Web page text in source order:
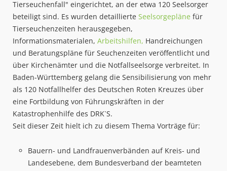
Tierseuchenfall" eingerichtet, an der etwa 120 Seelsorger
beteiligt sind. Es wurden detaillierte Seelsorgepläne für
Tierseuchenzeiten herausgegeben,
Informationsmaterialen, Arbeitshilfen, Handreichungen
und Beratungspläne für Seuchenzeiten veröffentlicht und
über Kirchenämter und die Notfallseelsorge verbreitet. In
Baden-Württemberg gelang die Sensibilisierung von mehr
als 120 Notfallhelfer des Deutschen Roten Kreuzes über
eine Fortbildung von Führungskräften in der
Katastrophenhilfe des DRK`S.
Seit dieser Zeit hielt ich zu diesem Thema Vorträge für:
Bauern- und Landfrauenverbänden auf Kreis- und
Landesebene, dem Bundesverband der beamteten